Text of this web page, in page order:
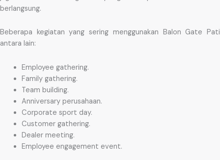
berlangsung.
Beberapa kegiatan yang sering menggunakan Balon Gate Pati
antara lain:
Employee gathering.
Family gathering.
Team building.
Anniversary perusahaan.
Corporate sport day.
Customer gathering.
Dealer meeting.
Employee engagement event.